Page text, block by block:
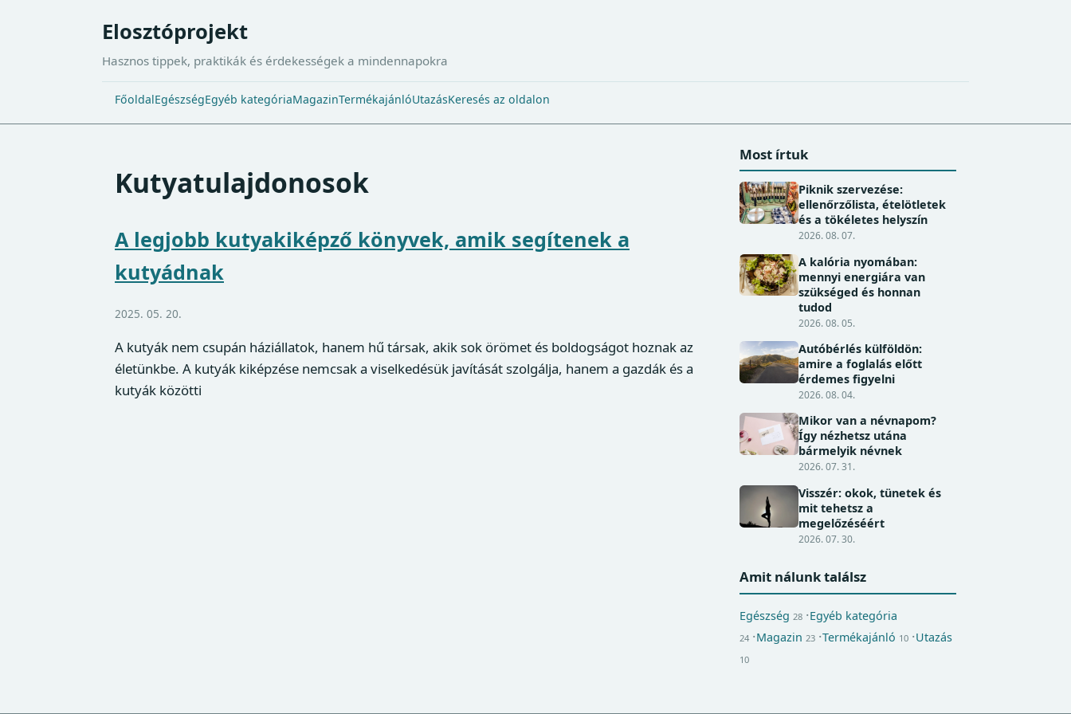
Elosztóprojekt
Hasznos tippek, praktikák és érdekességek a mindennapokra
FőoldalEgészségEgyéb kategóriaMagazinTermékajánlóUtazásKeresés az oldalon
Kutyatulajdonosok
A legjobb kutyakiképző könyvek, amik segítenek a
kutyádnak
2025. 05. 20.
A kutyák nem csupán háziállatok, hanem hű társak, akik sok örömet és boldogságot hoznak az
életünkbe. A kutyák kiképzése nemcsak a viselkedésük javítását szolgálja, hanem a gazdák és a
kutyák közötti
Most írtuk
Piknik szervezése:
ellenőrzőlista, ételötletek
és a tökéletes helyszín
2026. 08. 07.
A kalória nyomában:
mennyi energiára van
szükséged és honnan
tudod
2026. 08. 05.
Autóbérlés külföldön:
amire a foglalás előtt
érdemes figyelni
2026. 08. 04.
Mikor van a névnapom?
Így nézhetsz utána
bármelyik névnek
2026. 07. 31.
Visszér: okok, tünetek és
mit tehetsz a
megelőzéséért
2026. 07. 30.
Amit nálunk találsz
Egészség 28 Egyéb kategória
24 Magazin 23 Termékajánló 10 Utazás
10